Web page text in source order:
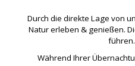
Durch die direkte Lage von
Natur erleben & genießen.
Während Ihrer